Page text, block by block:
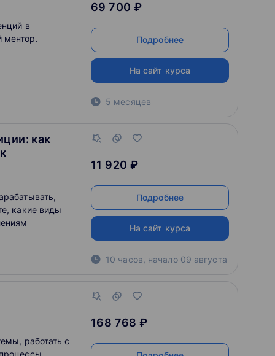
в
ментор.
69 700 ₽
Подробнее
На сайт курса
5 месяцев
как
какие виды
11 920 ₽
Подробнее
На сайт курса
10 часов начало 09 августа
работать с
168 768 ₽